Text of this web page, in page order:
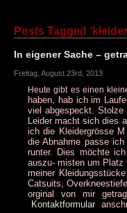
Posts Tagged
In eigener Sache –
Freitag, August 23rd, 2013
Heute gibt es einen
haben, hab ich im
viel abgespeckt. Stolze
Leider macht sich dies
ich die Kleidergrösse
die Abnahme passe
runter. Dies möchte
auszu- misten um Platz
meiner
Catsuits,
orginal von mir
Kontaktformular